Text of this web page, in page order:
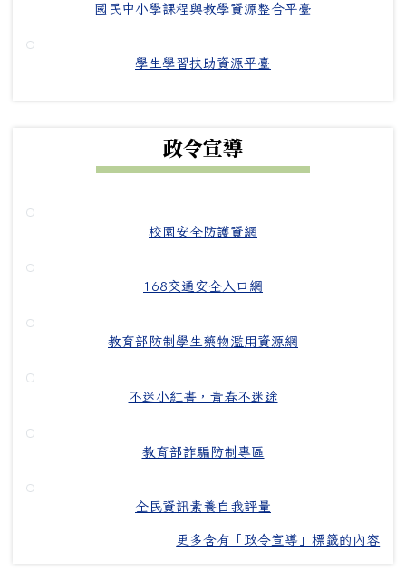
國民中小學課程與教學資源整合平臺
學生學習扶助資源平臺
政令宣導
校園安全防護資網
168交通安全入口網
教育部防制學生藥物濫用資源網
不迷小紅書，青春不迷途
教育部詐騙防制專區
全民資訊素養自我評量
更多含有「政令宣導」標籤的內容